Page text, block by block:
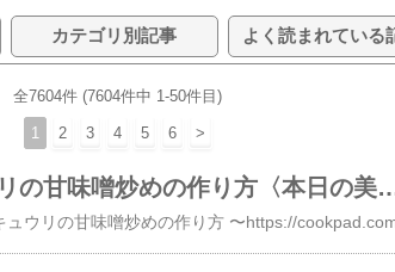
カテゴリ別記事 よく読まれている
全7604件 (7604件中 1-50件目)
1 2 3 4 5 6 >
食欲増進！鶏もも肉とキュウリの甘味噌炒めの作